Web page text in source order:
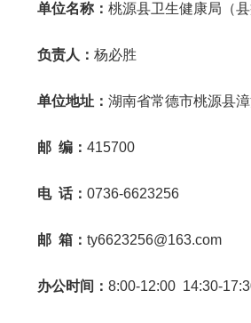
单位名称： 桃源县卫生健康局（县
负责人： 杨必胜
单位地址： 湖南省常德市桃源县
邮 编： 415700
电 话： 0736-6623256
邮 箱： ty6623256@163.com
办公时间： 8:00-12:00 14:30-